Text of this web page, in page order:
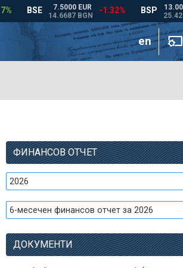
en
ФИНАНСОВ ОТЧЕТ
ДОКУМЕНТИ